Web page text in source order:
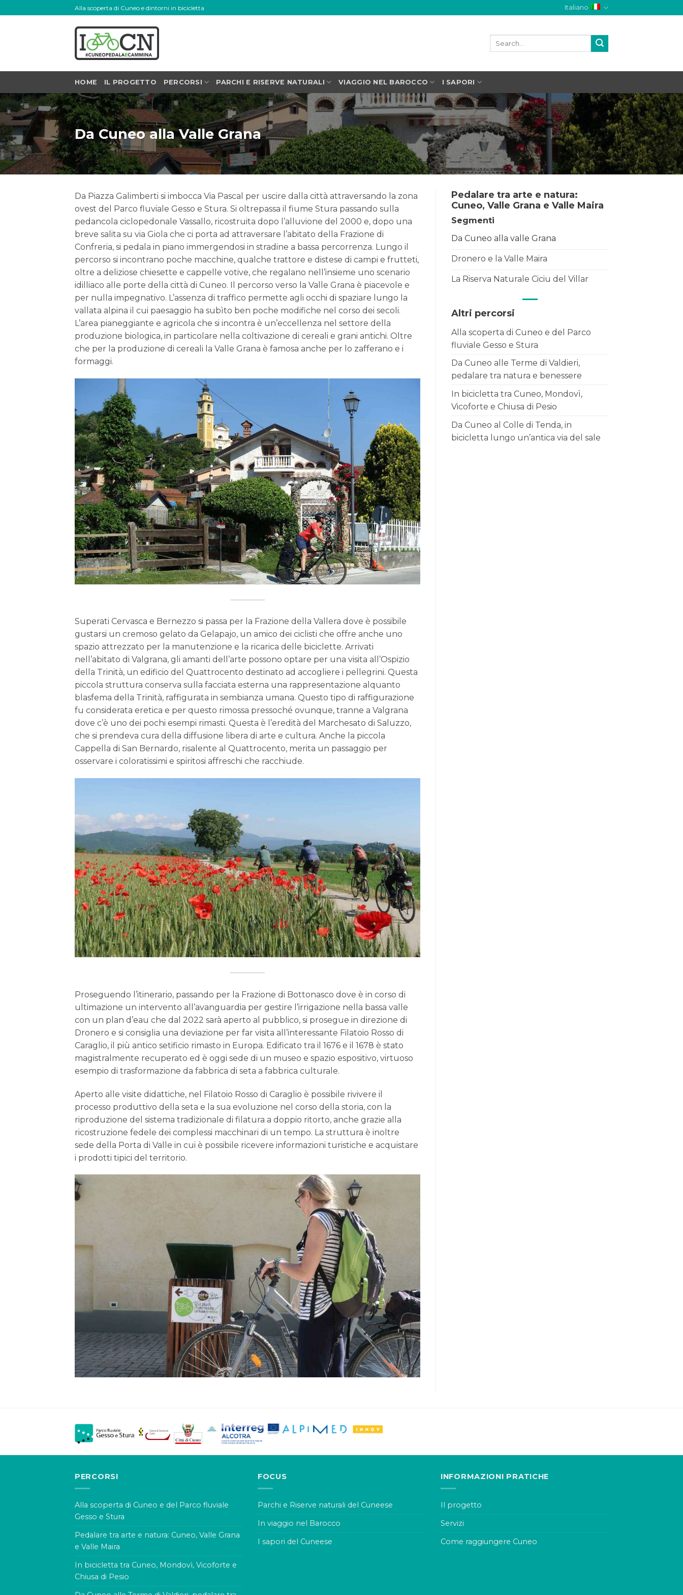
to
Alla scoperta di Cuneo e dintorni in bicicletta Italiano
HOME IL PROGETTO PERCORSI PARCHI E RISERVE NATURALI VIAGGIO NEL BAROCCO I SAPORI
Da Cuneo alla Valle Grana
Da Piazza Galimberti si imbocca Via Pascal per uscire dalla città attraversando la zona
ovest del Parco fluviale Gesso e Stura. Si oltrepassa il fiume Stura passando sulla
pedancola ciclopedonale Vassallo, ricostruita dopo l’alluvione del 2000 e, dopo una
breve salita su via Giola che ci porta ad attraversare l’abitato della Frazione di
Confreria, si pedala in piano immergendosi in stradine a bassa percorrenza. Lungo il
percorso si incontrano poche macchine, qualche trattore e distese di campi e frutteti,
oltre a deliziose chiesette e cappelle votive, che regalano nell’insieme uno scenario
idilliaco alle porte della città di Cuneo. Il percorso verso la Valle Grana è piacevole e
per nulla impegnativo. L’assenza di traffico permette agli occhi di spaziare lungo la
vallata alpina il cui paesaggio ha subìto ben poche modifiche nel corso dei secoli.
L’area pianeggiante e agricola che si incontra è un’eccellenza nel settore della
produzione biologica, in particolare nella coltivazione di cereali e grani antichi. Oltre
che per la produzione di cereali la Valle Grana è famosa anche per lo zafferano e i
formaggi.
Superati Cervasca e Bernezzo si passa per la Frazione della Vallera dove è possibile
gustarsi un cremoso gelato da Gelapajo, un amico dei ciclisti che offre anche uno
spazio attrezzato per la manutenzione e la ricarica delle biciclette. Arrivati
nell’abitato di Valgrana, gli amanti dell’arte possono optare per una visita all’Ospizio
della Trinità, un edificio del Quattrocento destinato ad accogliere i pellegrini. Questa
piccola struttura conserva sulla facciata esterna una rappresentazione alquanto
blasfema della Trinità, raffigurata in sembianza umana. Questo tipo di raffigurazione
fu considerata eretica e per questo rimossa pressoché ovunque, tranne a Valgrana
dove c’è uno dei pochi esempi rimasti. Questa è l’eredità del Marchesato di Saluzzo,
che si prendeva cura della diffusione libera di arte e cultura. Anche la piccola
Cappella di San Bernardo, risalente al Quattrocento, merita un passaggio per
osservare i coloratissimi e spiritosi affreschi che racchiude.
Proseguendo l’itinerario, passando per la Frazione di Bottonasco dove è in corso di
ultimazione un intervento all’avanguardia per gestire l’irrigazione nella bassa valle
con un plan d’eau che dal 2022 sarà aperto al pubblico, si prosegue in direzione di
Dronero e si consiglia una deviazione per far visita all’interessante Filatoio Rosso di
Caraglio, il più antico setificio rimasto in Europa. Edificato tra il 1676 e il 1678 è stato
magistralmente recuperato ed è oggi sede di un museo e spazio espositivo, virtuoso
esempio di trasformazione da fabbrica di seta a fabbrica culturale.
Aperto alle visite didattiche, nel Filatoio Rosso di Caraglio è possibile rivivere il
processo produttivo della seta e la sua evoluzione nel corso della storia, con la
riproduzione del sistema tradizionale di filatura a doppio ritorto, anche grazie alla
ricostruzione fedele dei complessi macchinari di un tempo. La struttura è inoltre
sede della Porta di Valle in cui è possibile ricevere informazioni turistiche e acquistare
i prodotti tipici del territorio.
Pedalare tra arte e natura:
Cuneo, Valle Grana e Valle Maira
Segmenti
Da Cuneo alla valle Grana
Dronero e la Valle Maira
La Riserva Naturale Ciciu del Villar
Altri percorsi
Alla scoperta di Cuneo e del Parco
fluviale Gesso e Stura
Da Cuneo alle Terme di Valdieri,
pedalare tra natura e benessere
In bicicletta tra Cuneo, Mondovì,
Vicoforte e Chiusa di Pesio
Da Cuneo al Colle di Tenda, in
bicicletta lungo un’antica via del sale
PERCORSI
Alla scoperta di Cuneo e del Parco fluviale
Gesso e Stura
Pedalare tra arte e natura: Cuneo, Valle Grana
e Valle Maira
In bicicletta tra Cuneo, Mondovì, Vicoforte e
Chiusa di Pesio
FOCUS
Parchi e Riserve naturali del Cuneese
In viaggio nel Barocco
I sapori del Cuneese
INFORMAZIONI PRATICHE
Il progetto
Servizi
Come raggiungere Cuneo